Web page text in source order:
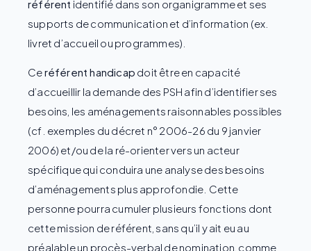
référent identifié dans son organigramme et ses
supports de communication et d’information (ex.
livret d’accueil ou programmes).
Ceréférent handicap doit être en capacité
d’accueillir la demande des PSH afin d’identifier ses
besoins, les aménagements raisonnables possibles
(cf. exemples du décret n° 2006-26 du 9 janvier
2006) et/ou de la ré-orienter vers un acteur
spécifique qui conduira une analyse des besoins
d’aménagements plus approfondie. Cette
personne pourra cumuler plusieurs fonctions dont
cette mission de référent, sans qu’il y ait eu au
préalable un procès-verbal de nomination, comme